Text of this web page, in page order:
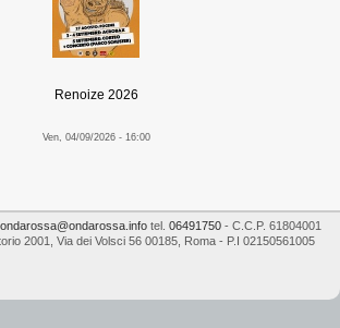
Renoize 2026
Ven, 04/09/2026 - 16:00
ondarossa@ondarossa.infotel. 06491750- C.C.P. 61804001
2001
Via dei Volsci 56 00185 Roma - P.I 02150561005